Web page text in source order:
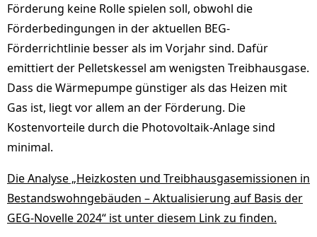
Förderung keine Rolle spielen soll, obwohl die
Förderbedingungen in der aktuellen BEG-
Förderrichtlinie besser als im Vorjahr sind. Dafür
emittiert der Pelletskessel am wenigsten Treibhausgase.
Dass die Wärmepumpe günstiger als das Heizen mit
Gas ist, liegt vor allem an der Förderung. Die
Kostenvorteile durch die Photovoltaik-Anlage sind
minimal.
Die Analyse „Heizkosten und Treibhausgasemissionen in
Bestandswohngebäuden – Aktualisierung auf Basis der
GEG-Novelle 2024“ ist unter diesem Link zu finden.